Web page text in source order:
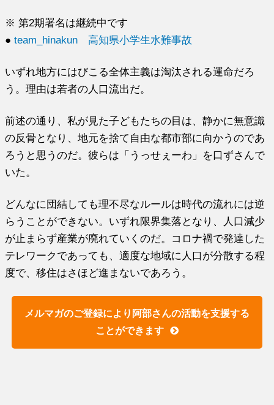
※ 第2期署名は継続中です
●team_hinakun 高知県小学生水難事故
いずれ地方にはびこる全体主義は淘汰される運命だろ
う。理由は若者の人口流出だ。
前述の通り、私が見た子どもたちの目は、静かに無意識
の反骨となり、地元を捨て自由な都市部に向かうのであ
ろうと思うのだ。彼らは「うっせぇーわ」を口ずさんで
いた。
どんなに団結しても理不尽なルールは時代の流れには逆
らうことができない。いずれ限界集落となり、人口減少
が止まらず産業が廃れていくのだ。コロナ禍で発達した
テレワークであっても、適度な地域に人口が分散する程
度で、移住はさほど進まないであろう。
メルマガのご登録により阿部さんの活動を支援する
ことができます